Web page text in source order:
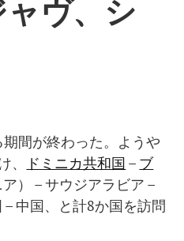
ヴ、シ
間が終わった。ようや
、
ドミニカ共和国 – ブ
ア） – サウジアラビア –
– 中国、と計8か国を訪問